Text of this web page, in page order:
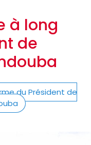
à long
de
du Président de